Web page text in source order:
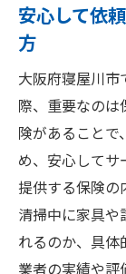
安心して依
方
大阪府寝屋川
際、重要なの
険があること
め、安心して
提供する保険の
清掃中に家具
れるのか、具体